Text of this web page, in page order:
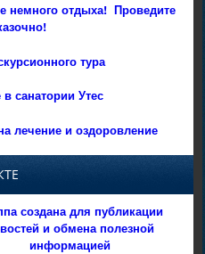
немного отдыха! Проведите
тура
санатории Утес
лечение и оздоровление
создана для публикации
и обмена полезной
информацией